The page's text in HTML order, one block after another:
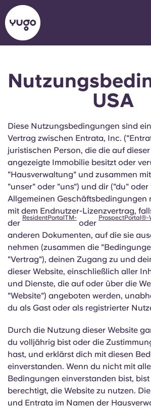
Über uns
Mehr
Konto
English (GB)
English (US)
Chinese
Español
Català
Deutsch
Italian
Wähle ein Land aus
Wähle eine Stadt aus
Wähle eine Unterkunft aus
Anmelden
Jetzt buchen
English (GB)
English (US)
Chinese
Català
Italian
Portuguese
USA
Diese Nutzungsbedingungen sind
Vertrag zwischen Entrata, Inc.
juristischen Person, die die auf
angezeigte Immobilie besitzt oder
"Hausverwaltung" und zusammen
"unser" oder "uns") und dir ("du" oder
Allgemeinen Geschäftsbedingungen
mit dem Endnutzer-Lizenzvertrag,
der
ResidentPortalTM-
oder
ProspectPortal®-
anderen Dokumenten, auf die sie
nehmen (zusammen die
"Vertrag"), deinen Zugang zu und
dieser Website, einschließlich aller
und Dienste, die auf oder über die
"Website") angeboten werden,
du als Gast oder als registrierter
Durch die Nutzung dieser Website
du volljährig bist oder die
hast, und erklärst dich mit diesen
einverstanden. Wenn du nicht mit
Bedingungen einverstanden bist,
berechtigt, die Website zu nutzen.
und Entrata im Namen der